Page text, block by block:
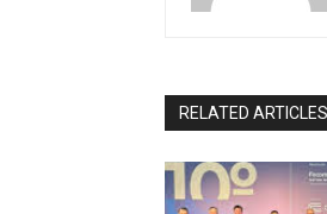
RELATED ARTICLES